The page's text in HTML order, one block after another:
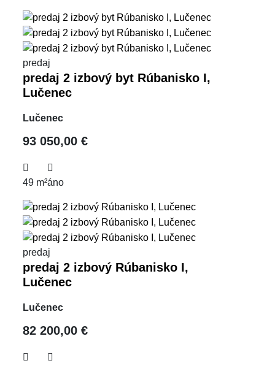
predaj
predaj 2 izbový byt Rúbanisko I,
Lučenec
Lučenec
93 050,00 €
49 m²áno
predaj
predaj 2 izbový Rúbanisko I,
Lučenec
Lučenec
82 200,00 €